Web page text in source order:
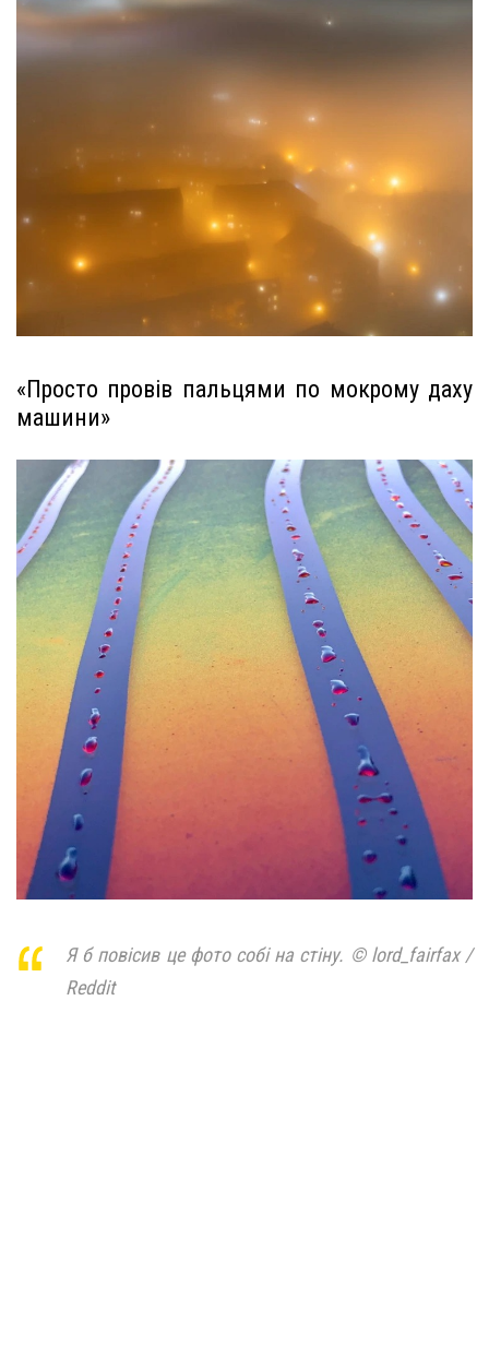
«Просто провів пальцями по мокрому даху
машини»
Я б повісив це фото собі на стіну. © lord_fairfax /
Reddit